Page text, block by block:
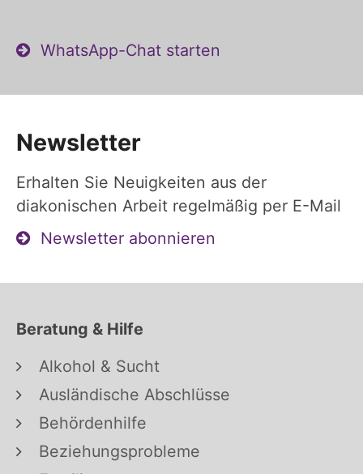
WhatsApp-Chat starten
Newsletter
Erhalten Sie Neuigkeiten aus der
diakonischen Arbeit regelmäßig per E-Mail
Newsletter abonnieren
Beratung & Hilfe
Alkohol & Sucht
Ausländische Abschlüsse
Behördenhilfe
Beziehungsprobleme